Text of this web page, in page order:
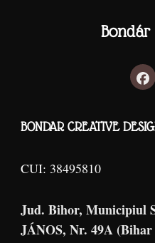
BONDAR CREATIVE
CUI: 38495810
Jud. Bihor, Municipiul
JÁNOS, Nr. 49A (Bihar